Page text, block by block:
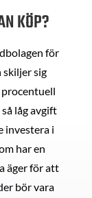
KÖP?
för
skiljer sig
procentuell
låg avgift
investera i
har en
äger för att
bör vara